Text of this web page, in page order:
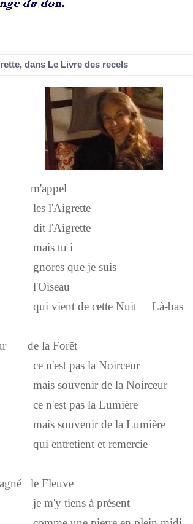
dans Le Livre des recels
l'Aigrette
l'Aigrette
tu i
que je suis
de cette Nuit Là-bas
de la Forêt
pas la Noirceur
souvenir de la Noirceur
pas la Lumière
souvenir de la Lumière
et remercie
le Fleuve
tiens à présent